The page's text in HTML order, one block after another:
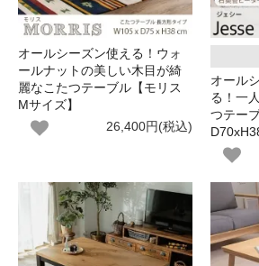
オールシーズン使える！ウォ
ールナットの美しい木目が綺
麗なこたつテーブル【モリス
Mサイズ】
26,400円(税込)
オール
る！一
つテー